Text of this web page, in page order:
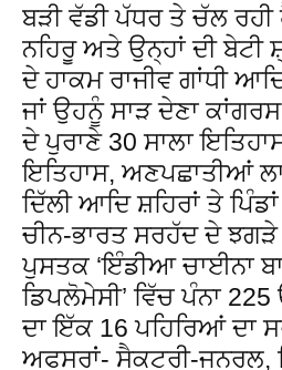
ਬੜੀ ਵੱਡੀ ਪੱਧਰ ਤੇ ਚੱਲ
ਨਹਿਰੂ ਅਤੇ ਉਨ੍ਹਾਂ ਦੀ ਬੇਟੀ
ਦੇ ਹਾਕਮ ਰਾਜੀਵ ਗਾਂਧੀ
ਜਾਂ ਉਹਨੂੰ ਸਾੜ ਦੇਣਾ
ਦੇ ਪੁਰਾਣੇ 30 ਸਾਲਾ ਇਤਿਹਾਸ
ਇਤਿਹਾਸ, ਅਣਪਛਾਤੀਆਂ
ਦਿੱਲੀ ਆਦਿ ਸ਼ਹਿਰਾਂ ਤੇ
ਚੀਨ-ਭਾਰਤ ਸਰਹੱਦ ਦੇ ਝਗੜੇ
ਪੁਸਤਕ ‘ਇੰਡੀਆ ਚਾਈਨਾ
ਡਿਪਲੋਮੇਸੀ’ ਵਿੱਚ ਪੰਨਾ
ਦਾ ਇੱਕ 16 ਪਹਿਰਿਆਂ ਦਾ
ਅਫਸਰਾਂ- ਸੈਕਟਰੀ-ਜਨਰਲ,